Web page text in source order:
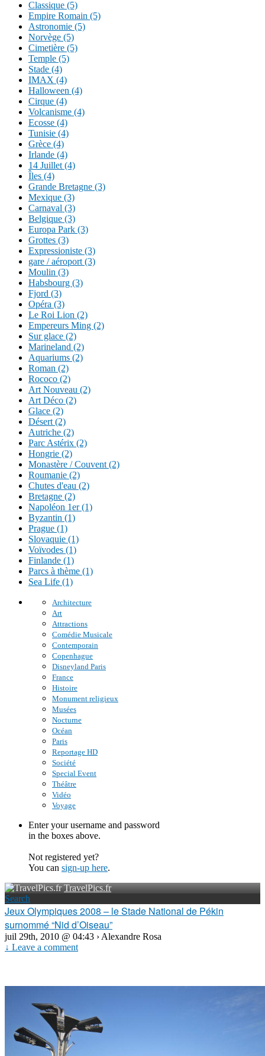
Classique (5)
Empire Romain (5)
Astronomie (5)
Norvège (5)
Cimetière (5)
Temple (5)
Stade (4)
IMAX (4)
Halloween (4)
Cirque (4)
Volcanisme (4)
Ecosse (4)
Tunisie (4)
Grèce (4)
Irlande (4)
14 Juillet (4)
Îles (4)
Grande Bretagne (3)
Mexique (3)
Carnaval (3)
Belgique (3)
Europa Park (3)
Grottes (3)
Expressioniste (3)
gare / aéroport (3)
Moulin (3)
Habsbourg (3)
Fjord (3)
Opéra (3)
Le Roi Lion (2)
Empereurs Ming (2)
Sur glace (2)
Marineland (2)
Aquariums (2)
Roman (2)
Rococo (2)
Art Nouveau (2)
Art Déco (2)
Glace (2)
Désert (2)
Autriche (2)
Parc Astérix (2)
Hongrie (2)
Monastère / Couvent (2)
Roumanie (2)
Chutes d'eau (2)
Bretagne (2)
Napoléon 1er (1)
Byzantin (1)
Prague (1)
Slovaquie (1)
Voïvodes (1)
Finlande (1)
Parcs à thème (1)
Sea Life (1)
Architecture
Art
Attractions
Comédie Musicale
Contemporain
Copenhague
Disneyland Paris
France
Histoire
Monument religieux
Musées
Nocturne
Océan
Paris
Reportage HD
Société
Special Event
Théâtre
Vidéo
Voyage
Enter your username and password
in the boxes above.
Not registered yet?
You can sign-up here.
TravelPics.fr
Search
Jeux Olympiques 2008 – le Stade National de Pékin
surnommé “Nid d’Oiseau”
juil 29th, 2010 @ 04:43 › Alexandre Rosa
↓ Leave a comment